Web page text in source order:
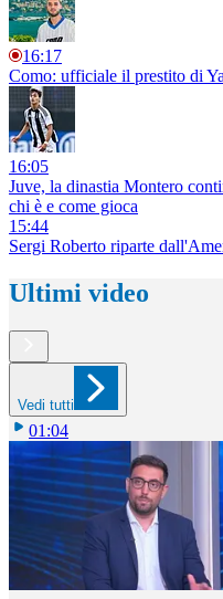
16:17
Como: ufficiale il prestito di
16:05
Juve, la dinastia Montero
chi è e come gioca
15:44
Sergi Roberto riparte
Ultimi video
Vedi tutti
01:04